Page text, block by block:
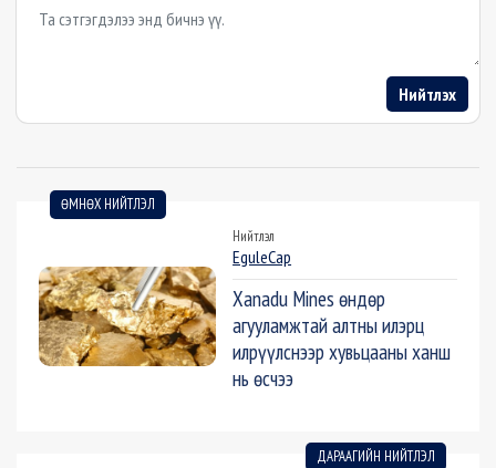
Example textarea
Нийтлэх
ӨМНӨХ НИЙТЛЭЛ
Нийтлэл
EguleCap
Xanadu Mines өндөр
агууламжтай алтны илэрц
илрүүлснээр хувьцааны ханш
нь өсчээ
ДАРААГИЙН НИЙТЛЭЛ